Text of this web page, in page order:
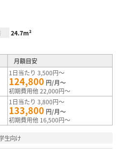
24.7m²
月額目安
1日当たり 3,500円～
124,800 円/月～
初期費用他 22,000円～
1日当たり 3,800円～
133,800 円/月～
初期費用他 16,500円～
生向け